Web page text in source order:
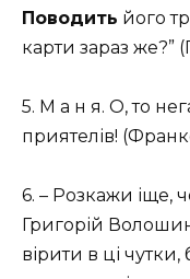
Поводить його
карти зараз же?”
5. М а н я. О, то
при­ятелів!
6. – Розка­жи іще,
Григорій
вірити в ці